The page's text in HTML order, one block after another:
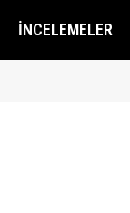
İNCELEMELER